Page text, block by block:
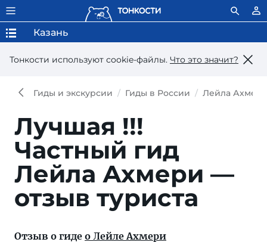
Тонкости используют сookie-файлы. Что это значит?
Казань
Гиды и экскурсии Гиды в России Лейла
Лучшая !!!
Частный гид
Лейла Ахмери —
отзыв туриста
Отзыв о гиде о Лейле Ахмери